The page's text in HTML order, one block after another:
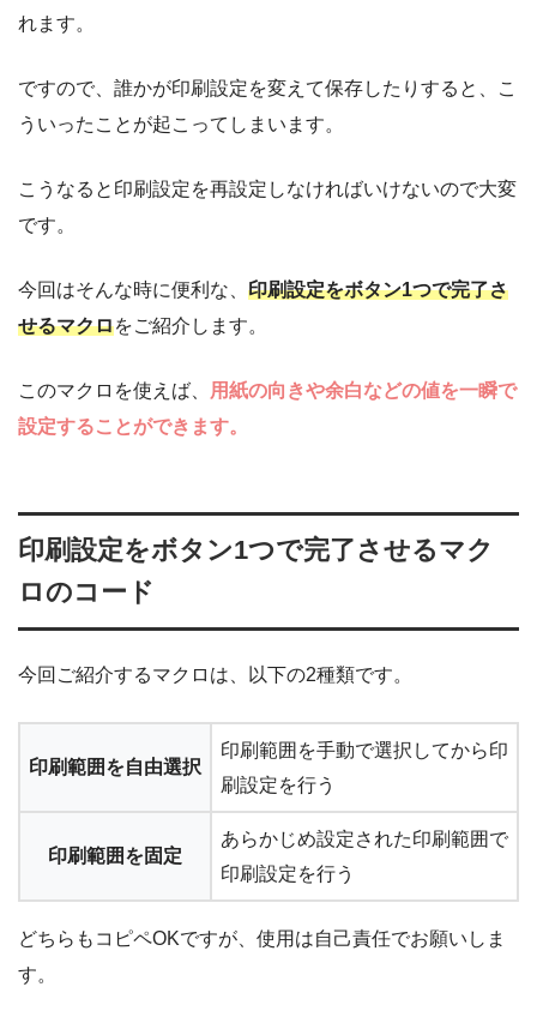
れます。
ですので、誰かが印刷設定を変えて保存したりすると、こ
ういったことが起こってしまいます。
こうなると印刷設定を再設定しなければいけないので大変
です。
今回はそんな時に便利な、 印刷設定をボタン1つで完了さ
せるマクロをご紹介します。
このマクロを使えば、
用紙の向きや余白などの値を一瞬で
設定することができます。
印刷設定をボタン1つで完了させるマク
ロのコード
今回ご紹介するマクロは、以下の2種類です。
印刷範囲を自由選択
印刷範囲を手動で選択してから印
刷設定を行う
印刷範囲を固定
あらかじめ設定された印刷範囲で
印刷設定を行う
どちらもコピペOKですが、使用は自己責任でお願いしま
す。